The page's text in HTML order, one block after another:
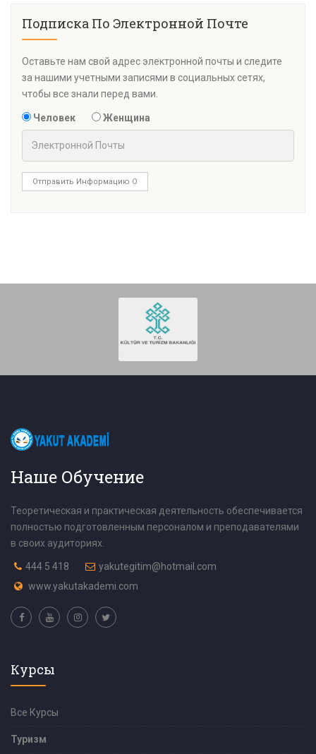
Подписка По Электронной Почте
Оставьте нам свой адрес электронной почты и следите
за нашими учетными записями в социальных сетях,
чтобы все знали перед вами.
Человек Женщина
Отправить Информацию О
Наше Обучение
Теоретическая и практическая деятельность обеспечивается
полностью подготовленным персоналом и преподавателями
в своих аудиториях.
444 5 418
yakutegitim@hotmail.com
www.yakutakademi.com
Курсы
Все Курсы
Туризм